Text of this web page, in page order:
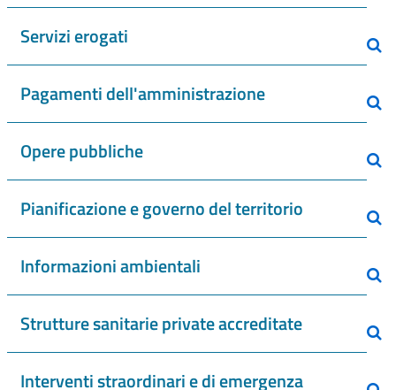
Servizi erogati
Pagamenti dell'amministrazione
Opere pubbliche
Pianificazione e governo del territorio
Informazioni ambientali
Strutture sanitarie private accreditate
Interventi straordinari e di emergenza